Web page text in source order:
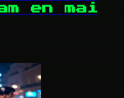
en mai